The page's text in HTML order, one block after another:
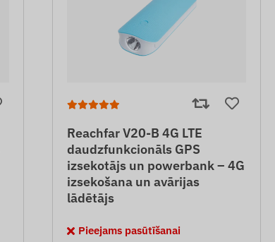
Reachfar V20-B 4G LTE
daudzfunkcionāls GPS
izsekotājs un powerbank – 4G
izsekošana un avārijas
lādētājs
Pieejams pasūtīšanai